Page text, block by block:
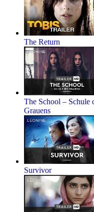
The Return
The School – Schule
Grauens
Survivor